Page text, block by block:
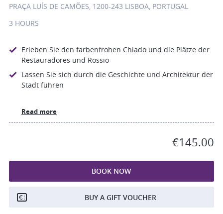
PRAÇA LUÍS DE CAMÕES, 1200-243 LISBOA, PORTUGAL
3 HOURS
Erleben Sie den farbenfrohen Chiado und die Plätze der
Restauradores und Rossio
Lassen Sie sich durch die Geschichte und Architektur der
Stadt führen
Read more
€145.00
BOOK NOW
BUY A GIFT VOUCHER